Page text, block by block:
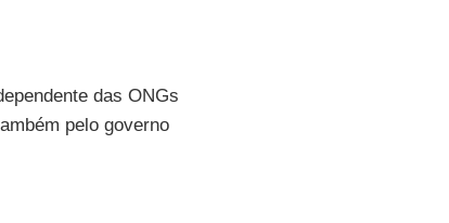
das ONGs
pelo governo